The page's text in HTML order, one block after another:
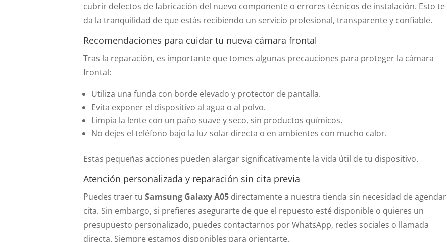
cubrir defectos de fabricación del nuevo componente o errores técnicos de instalación. Esto te
da la tranquilidad de que estás recibiendo un servicio profesional, transparente y confiable.
Recomendaciones para cuidar tu nueva cámara frontal
Tras la reparación, es importante que tomes algunas precauciones para proteger la cámara
frontal:
Utiliza una funda con borde elevado y protector de pantalla.
Evita exponer el dispositivo al agua o al polvo.
Limpia la lente con un paño suave y seco, sin productos químicos.
No dejes el teléfono bajo la luz solar directa o en ambientes con mucho calor.
Estas pequeñas acciones pueden alargar significativamente la vida útil de tu dispositivo.
Atención personalizada y reparación sin cita previa
Puedes traer tuSamsung Galaxy A05 directamente a nuestra tienda sin necesidad de agendar
cita. Sin embargo, si prefieres asegurarte de que el repuesto esté disponible o quieres un
presupuesto personalizado, puedes contactarnos por WhatsApp, redes sociales o llamada
directa. Siempre estamos disponibles para orientarte.